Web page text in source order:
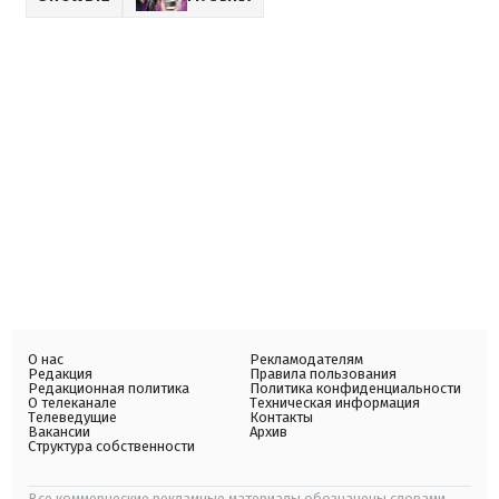
О нас
Редакция
Редакционная политика
О телеканале
Телеведущие
Вакансии
Структура собственности
Рекламодателям
Правила пользования
Политика конфиденциальности
Техническая информация
Контакты
Архив